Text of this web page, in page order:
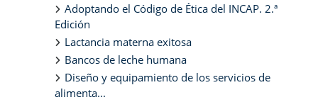
Adoptando el Código de Ética del INCAP. 2.ª
Edición
Lactancia materna exitosa
Bancos de leche humana
Diseño y equipamiento de los servicios de
alimenta...